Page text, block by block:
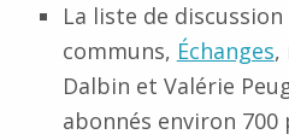
La liste de
communs, Échanges,
Dalbin et Valérie
abonnés environ 700